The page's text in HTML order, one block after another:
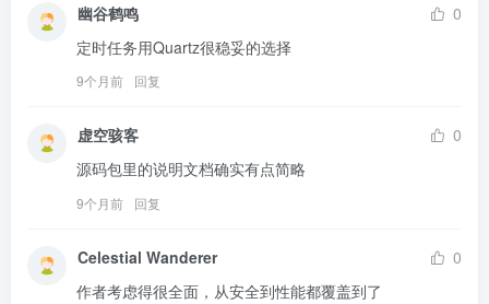
幽谷鹤鸣
0
定时任务用Quartz很稳妥的选择
9个月前 回复
虚空骇客
0
源码包里的说明文档确实有点简略
9个月前 回复
Celestial Wanderer
0
作者考虑得很全面，从安全到性能都覆盖到了